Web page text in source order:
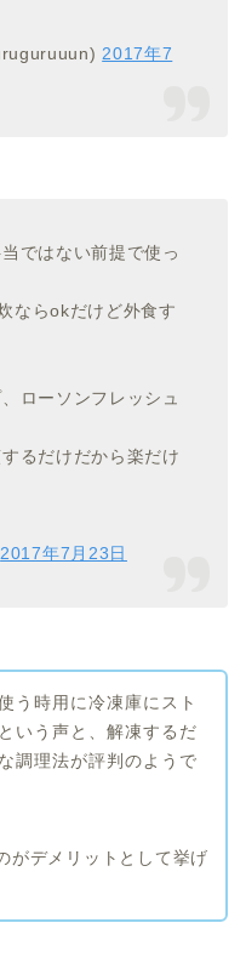
2017年7
ではない前提で使っ
ならokだけど外食す
ローソンフレッシュ
るだけだから楽だけ
2017年7月23日
う時用に冷凍庫にスト
いう声と、解凍するだ
調理法が評判のようで
がデメリットとして挙げ